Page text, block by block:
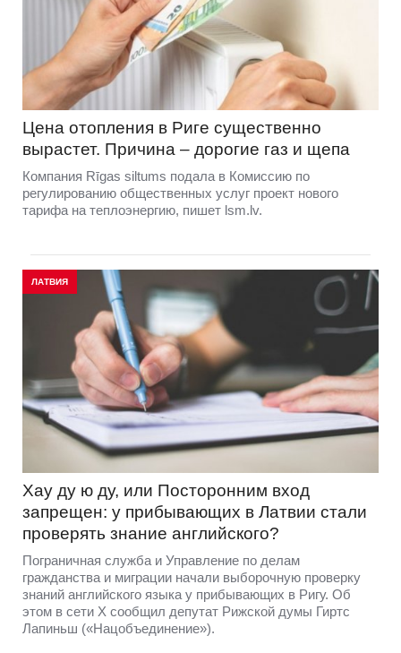
Цена отопления в Риге существенно
вырастет. Причина – дорогие газ и щепа
Компания Rīgas siltums подала в Комиссию по
регулированию общественных услуг проект нового
тарифа на теплоэнергию, пишет lsm.lv.
ЛАТВИЯ
Хау ду ю ду, или Посторонним вход
запрещен: у прибывающих в Латвии стали
проверять знание английского?
Пограничная служба и Управление по делам
гражданства и миграции начали выборочную проверку
знаний английского языка у прибывающих в Ригу. Об
этом в сети Х сообщил депутат Рижской думы Гиртс
Лапиньш («Нацобъединение»).